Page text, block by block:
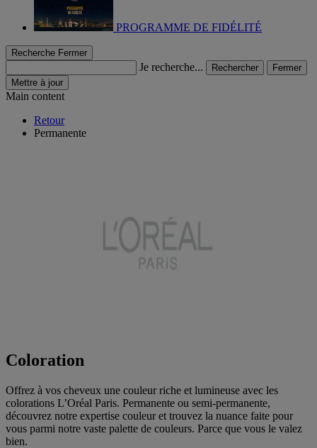
PROGRAMME DE FIDÉLITÉ
Recherche Fermer
Je recherche... Rechercher
Fermer
Mettre à jour
Main content
Retour
Permanente
Coloration
Offrez à vos cheveux une couleur riche et lumineuse avec les
colorations L’Oréal Paris. Permanente ou semi-permanente,
découvrez notre expertise couleur et trouvez la nuance faite pour
vous parmi notre vaste palette de couleurs. Parce que vous le valez
bien.